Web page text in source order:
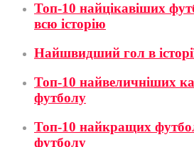
Топ-10 найцікавіших
всю історію
Найшвидший гол в
Топ-10 найвеличніших
футболу
Топ-10 найкращих
футболу